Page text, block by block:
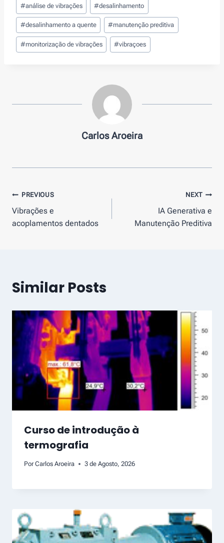
Tags:
#análise de vibrações #desalinhamento
#desalinhamento a quente #manutenção preditiva
#monitorização de vibrações #vibraçoes
Carlos Aroeira
Navegação
de
PREVIOUS
Vibrações e
acoplamentos dentados
NEXT
IA Generativa e
Manutenção Preditiva
Similar Posts
Curso de introdução à
termografia
Por Carlos Aroeira 3 de Agosto, 2026